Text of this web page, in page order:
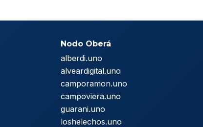
Nodo Oberá
alberdi.uno
alveardigital.uno
camporamon.uno
campoviera.uno
guarani.uno
loshelechos.uno